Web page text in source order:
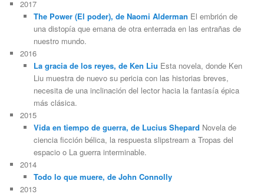
2017
The Power (El poder), de Naomi Alderman El embrión de
una distopía que emana de otra enterrada en las entrañas de
nuestro mundo.
2016
La gracia de los reyes, de Ken Liu Esta novela, donde Ken
Liu muestra de nuevo su pericia con las historias breves,
necesita de una inclinación del lector hacia la fantasía épica
más clásica.
2015
Vida en tiempo de guerra, de Lucius Shepard Novela de
ciencia ficción bélica, la respuesta slipstream a Tropas del
espacio o La guerra interminable.
2014
Todo lo que muere, de John Connolly
2013